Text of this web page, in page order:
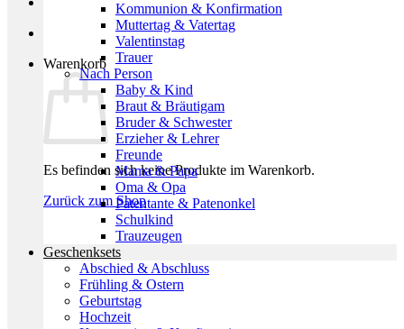
Warenkorb
Es befinden sich keine Produkte im Warenkorb.
Zurück zum Shop
Kommunion & Konfirmation
Muttertag & Vatertag
Valentinstag
Trauer
Nach Person
Baby & Kind
Braut & Bräutigam
Bruder & Schwester
Erzieher & Lehrer
Freunde
Mama & Papa
Oma & Opa
Patentante & Patenonkel
Schulkind
Trauzeugen
Geschenksets
Abschied & Abschluss
Frühling & Ostern
Geburtstag
Hochzeit